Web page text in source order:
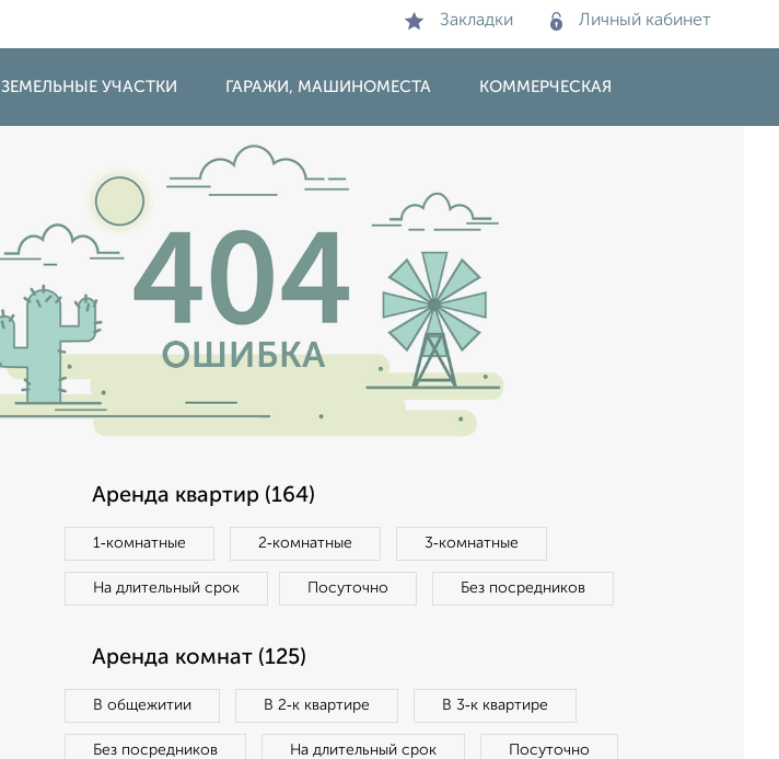
Закладки Личный кабинет
ЗЕМЕЛЬНЫЕ УЧАСТКИ ГАРАЖИ, МАШИНОМЕСТА КОММЕРЧЕСКАЯ
Аренда квартир (164)
1‑комнатные 2‑комнатные 3‑комнатные
На длительный срок Посуточно Без посредников
Аренда комнат (125)
В общежитии В 2‑к квартире В 3‑к квартире
Без посредников На длительный срок Посуточно